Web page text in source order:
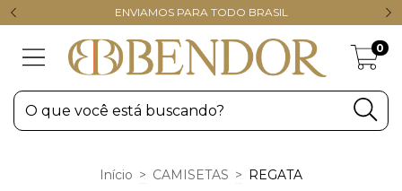
ENVIAMOS PARA TODO BRASIL
0
Início > CAMISETAS > REGATA